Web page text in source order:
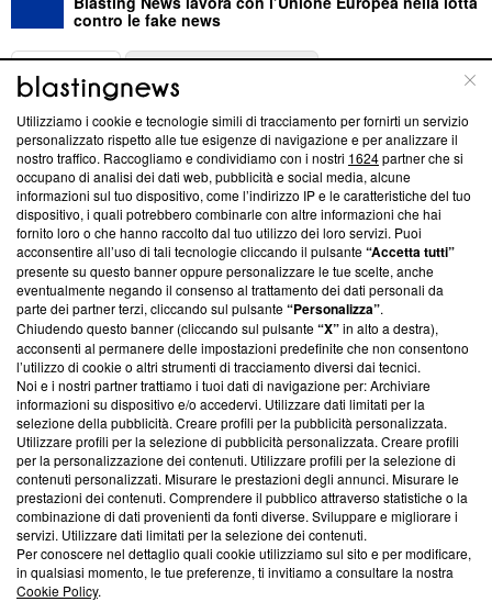
contro le fake news
ABOUT
Questa sezione offre informazioni trasparenti su Blasting
News, sui nostri processi editoriali e su come ci impegniamo a
creare news di qualità. Inoltre, afferma la nostra aderenza a
‘Trust Project - News with Integrity’Blasting News non è
ancora membro del programma, ma ha richiesto di farne
parte; Trust Project non ha ancora effettuato una verifica di
conformità agli standard.
Su di noi
Team editoriale
Corporate
Redazione
Informativa Privacy
Cookie Policy
Blasting SA, IDI CHE-247.845.224, Via Carlo Frasca, 3 - 6900
Lugano (Svizzera) Tel:+39 0690258937
© 2026 Blasting News
Utilizziamo i cookie e tecnologie simili di tracciamento per fornirti un servizio
personalizzato rispetto alle tue esigenze di navigazione e per analizzare il
nostro traffico. Raccogliamo e condividiamo con i nostri 1624partner che si
occupano di analisi dei dati web, pubblicità e social media, alcune
informazioni sul tuo dispositivo, come l’indirizzo IP e le caratteristiche del tuo
dispositivo, i quali potrebbero combinarle con altre informazioni che hai
fornito loro o che hanno raccolto dal tuo utilizzo dei loro servizi. Puoi
acconsentire all’uso di tali tecnologie cliccando il pulsante“Accetta tutti”
presente su questo banner oppure personalizzare le tue scelte, anche
eventualmente negando il consenso al trattamento dei dati personali da
parte dei partner terzi, cliccando sul pulsante“Personalizza”.
Chiudendo questo banner (cliccando sul pulsante“X”in alto a destra),
acconsenti al permanere delle impostazioni predefinite che non consentono
l’utilizzo di cookie o altri strumenti di tracciamento diversi dai tecnici.
Noi e i nostri partner trattiamo i tuoi dati di navigazione per: Archiviare
informazioni su dispositivo e/o accedervi. Utilizzare dati limitati per la
selezione della pubblicità. Creare profili per la pubblicità personalizzata.
Utilizzare profili per la selezione di pubblicità personalizzata. Creare profili
per la personalizzazione dei contenuti. Utilizzare profili per la selezione di
contenuti personalizzati. Misurare le prestazioni degli annunci. Misurare le
prestazioni dei contenuti. Comprendere il pubblico attraverso statistiche o la
combinazione di dati provenienti da fonti diverse. Sviluppare e migliorare i
servizi. Utilizzare dati limitati per la selezione dei contenuti.
Per conoscere nel dettaglio quali cookie utilizziamo sul sito e per modificare,
in qualsiasi momento, le tue preferenze, ti invitiamo a consultare la nostra
Cookie Policy.